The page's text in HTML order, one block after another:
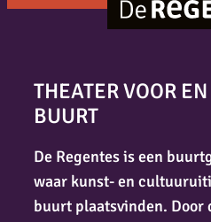
THEATER VOOR
BUURT
De Regentes is een
waar kunst- en
buurt plaatsvinden. Door